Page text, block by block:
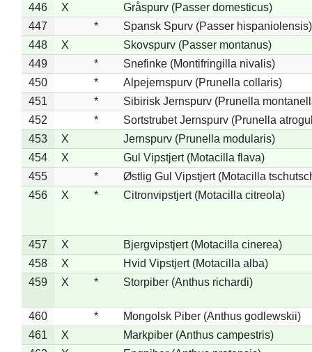
446
X
Gråspurv (Passer domesticus)
447
*
Spansk Spurv (Passer hispaniolensis)
448
X
Skovspurv (Passer montanus)
449
*
Snefinke (Montifringilla nivalis)
450
*
Alpejernspurv (Prunella collaris)
451
*
Sibirisk Jernspurv (Prunella
452
*
Sortstrubet Jernspurv (Prunella
453
X
Jernspurv (Prunella modularis)
454
X
Gul Vipstjert (Motacilla flava)
455
*
Østlig Gul Vipstjert (Motacilla
456
X * Citronvipstjert (Motacilla citreola)
457 X
Bjergvipstjert (Motacilla cinerea)
458
X
Hvid Vipstjert (Motacilla alba)
459
X * Storpiber (Anthus richardi)
460 *
Mongolsk Piber (Anthus godlewskii)
461
X
Markpiber (Anthus campestris)